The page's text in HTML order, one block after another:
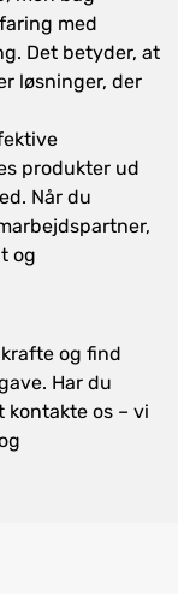
med
Det betyder, at
løsninger, der
produkter ud
Når du
og
og find
Har du
kontakte os – vi